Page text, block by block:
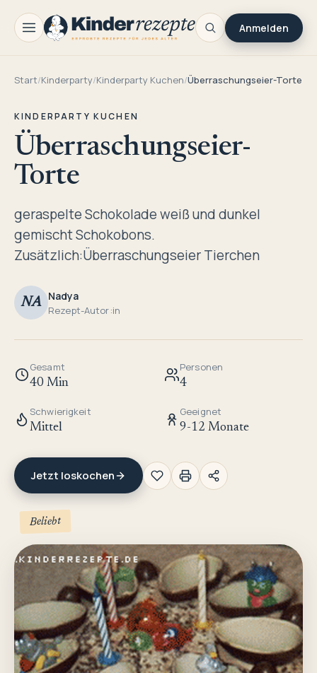
Anmelden
Start/Kinderparty/Kinderparty Kuchen/Überraschungseier-Torte
KINDERPARTY KUCHEN
Überraschungseier-
Torte
geraspelte Schokolade weiß und dunkel
gemischt Schokobons.
Zusätzlich:Überraschungseier Tierchen
NA Nadya
Rezept-Autor:in
Gesamt
40 Min
Personen
4
Schwierigkeit
Mittel
Geeignet
9-12 Monate
Jetzt loskochen
Beliebt